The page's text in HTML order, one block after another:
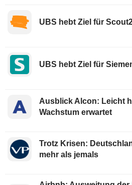
UBS hebt Ziel für
UBS hebt Ziel für
Ausblick Alcon: Leicht
Wachstum erwartet
Trotz Krisen:
mehr als jemals